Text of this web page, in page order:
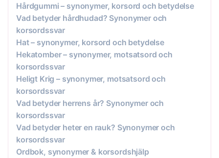
Hårdgummi – synonymer, korsord och betydelse
Vad betyder hårdhudad? Synonymer och
korsordssvar
Hat – synonymer, korsord och betydelse
Hekatomber – synonymer, motsatsord och
korsordssvar
Heligt Krig – synonymer, motsatsord och
korsordssvar
Vad betyder herrens år? Synonymer och
korsordssvar
Vad betyder heter en rauk? Synonymer och
korsordssvar
Ordbok, synonymer & korsordshjälp